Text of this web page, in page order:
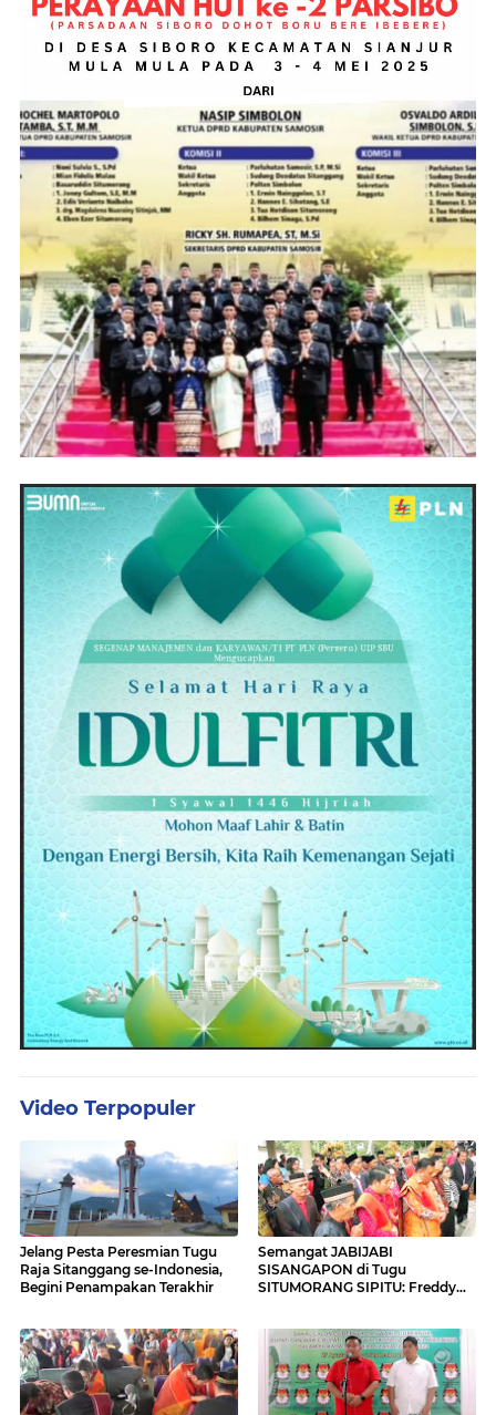
Video Terpopuler
Jelang Pesta Peresmian Tugu
Raja Sitanggang se-Indonesia,
Begini Penampakan Terakhir
Semangat JABIJABI
SISANGAPON di Tugu
SITUMORANG SIPITU: Freddy